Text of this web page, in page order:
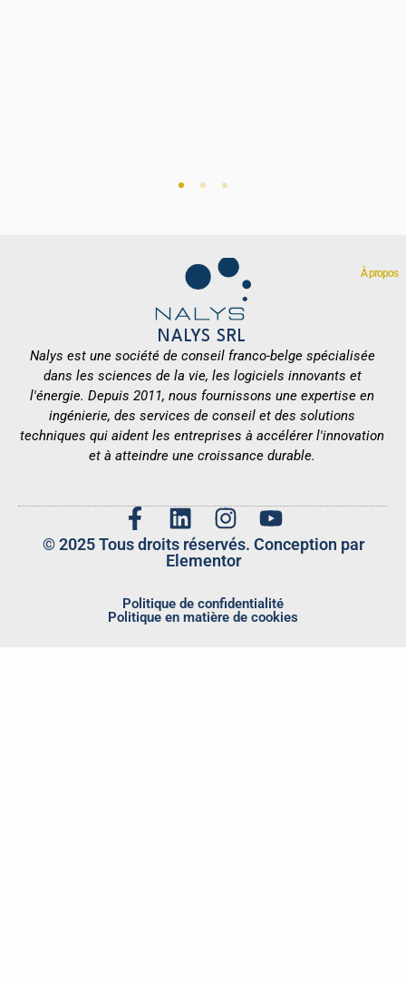
NALYS SRL
Nalys est une société de conseil franco-belge spécialisée
dans les sciences de la vie, les logiciels innovants et
l'énergie. Depuis 2011, nous fournissons une expertise en
ingénierie, des services de conseil et des solutions
techniques qui aident les entreprises à accélérer l'innovation
et à atteindre une croissance durable.
À propos
© 2025 Tous droits réservés. Conception par
Elementor
Politique de confidentialité
Politique en matière de cookies